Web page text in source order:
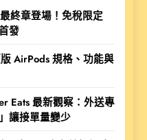
終章登場！免稅限定
發
AirPods 規格、功能與
Eats 最新觀察：外送專
讓接單量變少